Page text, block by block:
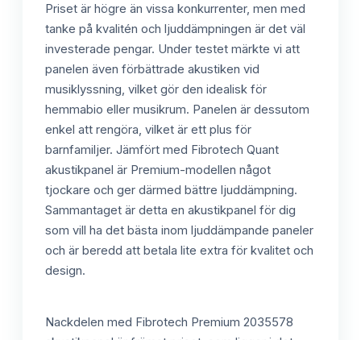
Priset är högre än vissa konkurrenter, men med
tanke på kvalitén och ljuddämpningen är det väl
investerade pengar. Under testet märkte vi att
panelen även förbättrade akustiken vid
musiklyssning, vilket gör den idealisk för
hemmabio eller musikrum. Panelen är dessutom
enkel att rengöra, vilket är ett plus för
barnfamiljer. Jämfört med Fibrotech Quant
akustikpanel är Premium-modellen något
tjockare och ger därmed bättre ljuddämpning.
Sammantaget är detta en akustikpanel för dig
som vill ha det bästa inom ljuddämpande paneler
och är beredd att betala lite extra för kvalitet och
design.
Nackdelen med Fibrotech Premium 2035578